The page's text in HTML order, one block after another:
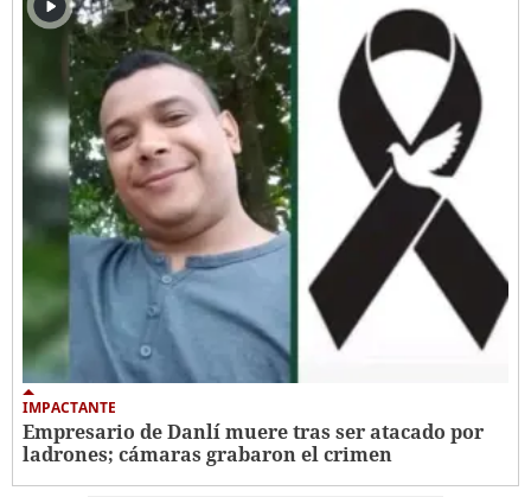
IMPACTANTE
Empresario de Danlí muere tras ser atacado por
ladrones; cámaras grabaron el crimen